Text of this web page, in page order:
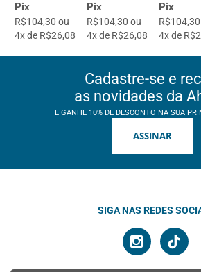
Pix
R$104,30 ou
4x de R$26,08
Pix
R$104,30 ou
4x de R$26,08
Pix
4x de
Cadastre-se e
as novidades da
E GANHE 10% DE DESCONTO NA SUA
ASSINAR
SIGA NAS REDES